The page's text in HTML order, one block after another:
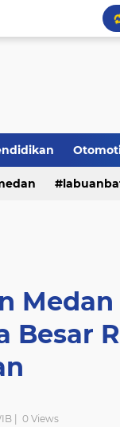
Besar
| 0Views